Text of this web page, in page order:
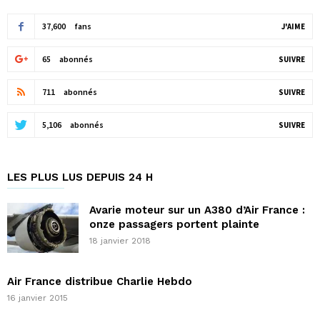
37,600 fans J'AIME
65 abonnés SUIVRE
711 abonnés SUIVRE
5,106 abonnés SUIVRE
LES PLUS LUS DEPUIS 24 H
Avarie moteur sur un A380 d’Air France :
onze passagers portent plainte
18 janvier 2018
Air France distribue Charlie Hebdo
16 janvier 2015